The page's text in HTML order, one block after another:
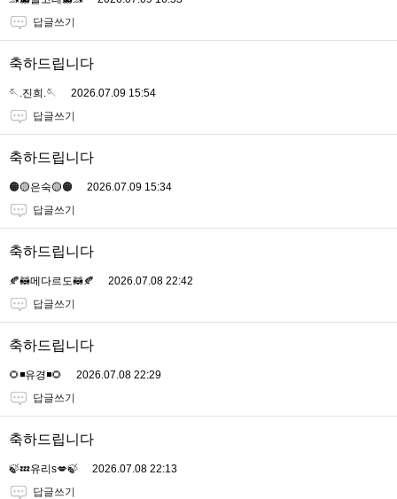
답글쓰기
축하드립니다
🪡.진희.🪡
2026.07.09 15:54
답글쓰기
축하드립니다
🟠🟡은숙🟡🟠
2026.07.09 15:34
답글쓰기
축하드립니다
🍂🦝메다르도🦝🍂
2026.07.08 22:42
답글쓰기
축하드립니다
🌻◾유경◾🌻
2026.07.08 22:29
답글쓰기
축하드립니다
🍃💤유리s💋🍃
2026.07.08 22:13
답글쓰기